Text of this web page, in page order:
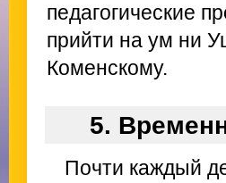
педагогические
прийти на ум ни
Коменскому.
5.
Почти каждый